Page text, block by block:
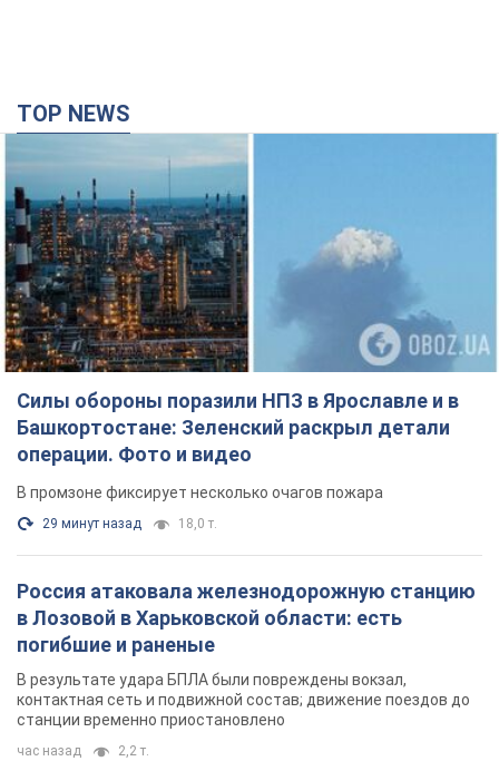
TOP NEWS
Силы обороны поразили НПЗ в Ярославле и в
Башкортостане: Зеленский раскрыл детали
операции. Фото и видео
В промзоне фиксирует несколько очагов пожара
29 минут назад 18,0 т.
Россия атаковала железнодорожную станцию
в Лозовой в Харьковской области: есть
погибшие и раненые
В результате удара БПЛА были повреждены вокзал,
контактная сеть и подвижной состав; движение поездов до
станции временно приостановлено
час назад 2,2 т.